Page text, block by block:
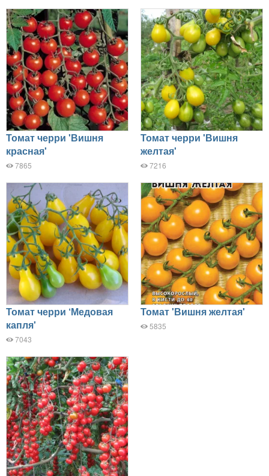
Томат черри 'Вишня
красная'
7865
Томат черри 'Вишня
желтая'
7216
Томат черри ‘Медовая
капля'
7043
Томат 'Вишня желтая'
5835